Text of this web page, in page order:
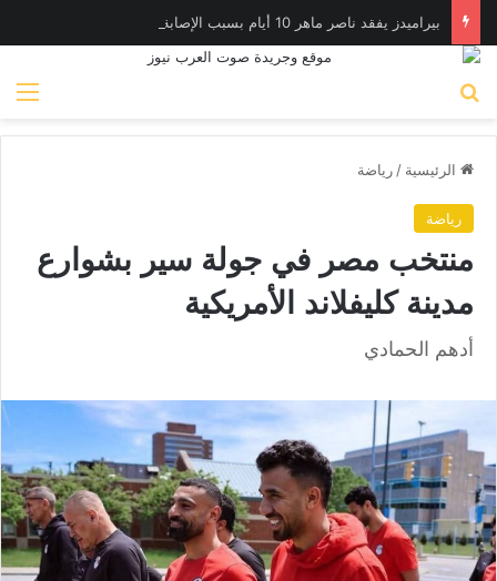
بيراميدز يفقد ناصر ماهر 10 أيام بسبب الإصابة
الرئيسية / رياضة
رياضة
منتخب مصر في جولة سير بشوارع
مدينة كليفلاند الأمريكية
أدهم الحمادي